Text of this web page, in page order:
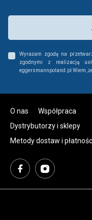
Wyrażam zgodę na
zgodnymi z realizacją
eggersmannpoland.pl Wiem,
O nas
Współpraca
Dystrybutorzy i sklepy
Metody dostaw i